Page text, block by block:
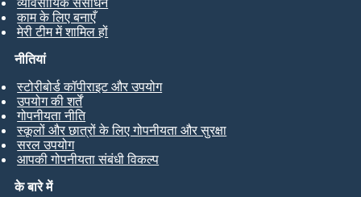
काम के लिए बनाएँ
मेरी टीम में शामिल हों
के बारे में
नीतियां
स्टोरीबोर्ड कॉपीराइट और उपयोग
उपयोग की शर्तें
गोपनीयता नीति
स्कूलों और छात्रों के लिए गोपनीयता और सुरक्षा
सरल उपयोग
आपकी गोपनीयता संबंधी विकल्प